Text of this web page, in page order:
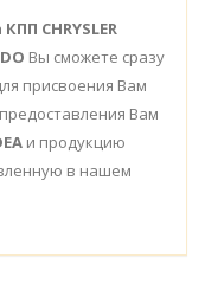
CHRYSLER
Вы сможете сразу
присвоения Вам
Вам
и продукцию
в нашем